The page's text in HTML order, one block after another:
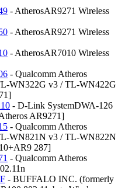
- AtherosAR9271 Wireless
- AtherosAR9271 Wireless
- AtherosAR7010 Wireless
- Qualcomm Atheros
WN322G v3 / TL-WN422G
- D-Link SystemDWA-126
AR9271]
- Qualcomm Atheros
WN821N v3 / TL-WN822N
287]
- Qualcomm Atheros
- BUFFALO INC. (formerly